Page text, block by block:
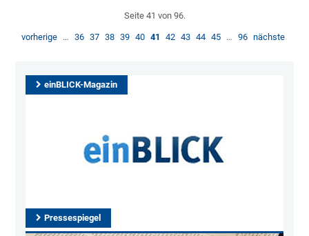
Seite 41 von 96.
vorherige … 36 37 38 39 40 41 42 43 44 45 … 96 nächste
einBLICK-Magazin
Pressespiegel